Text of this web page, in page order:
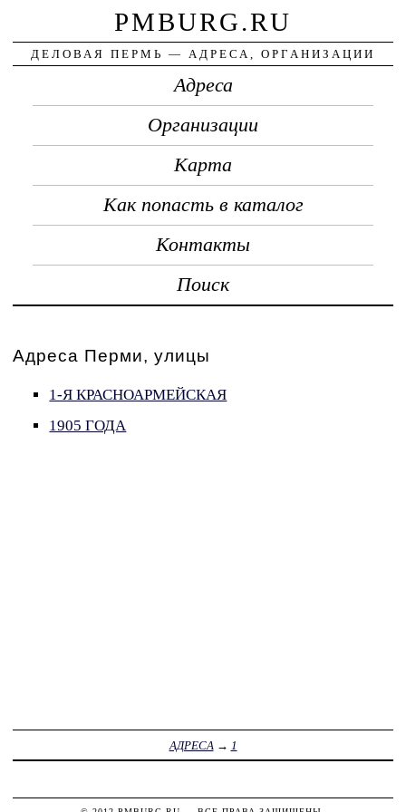
PMBURG.RU
ДЕЛОВАЯ ПЕРМЬ — АДРЕСА, ОРГАНИЗАЦИИ
Адреса
Организации
Карта
Как попасть в каталог
Контакты
Поиск
Адреса Перми, улицы
1-Я КРАСНОАРМЕЙСКАЯ
1905 ГОДА
АДРЕСА → 1